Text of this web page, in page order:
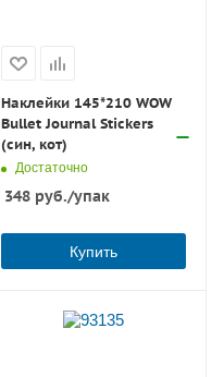
Наклейки 145*210 WOW
Bullet Journal Stickers
(син, кот)
Достаточно
348руб./упак
Купить